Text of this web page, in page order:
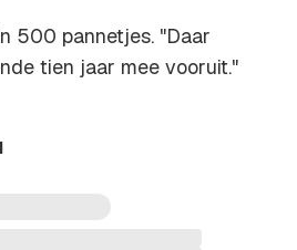
500 pannetjes. "Daar
tien jaar mee vooruit."